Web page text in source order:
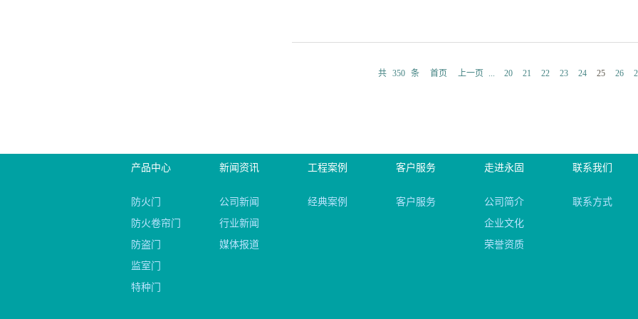
通过质量认证的北京不锈钢防火门使用寿命会较为的长，人们在使用的过程当
的，能够让人们安心的去使用是防火...
些方面做好防火门的维护工作。一、检查防火门的电动控制情况防火门在安装
即使是平常不用这样的防火门，那也需要进行定期的检查，尤其是检查容易出
三、检查防火门的感温元件防火门和其他种类门的区别就是这种门的材质具有
应进行开启，而防火门的温感开启就需要依靠感温元件，所以在维护这种特殊
的，所以在日常情况下维护防火门就需要定期检...
共 350 条 首页 上一页 ... 20 21 22 23 24 25 26
产品中心
防火门
防火卷帘门
防盗门
监室门
特种门
新闻资讯
公司新闻
行业新闻
媒体报道
工程案例
经典案例
客户服务
客户服务
走进永固
公司简介
企业文化
荣誉资质
联系我们
联系方式